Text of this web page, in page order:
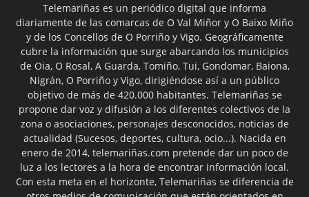
Telemariñas es un periódico digital que informa
diariamente de las comarcas de O Val Miñor y O Baixo Miño
y de los Concellos de O Porriño y Vigo. Geográficamente
cubre la información que surge abarcando los municipios
de Oia, O Rosal, A Guarda, Tomiño, Tui, Gondomar, Baiona,
Nigrán, O Porriño y Vigo, dirigiéndose así a un público
objetivo de más de 420.000 habitantes. Telemariñas se
propone dar voz y difusión a los diferentes colectivos de la
zona o asociaciones, personajes desconocidos, noticias de
actualidad (Sucesos, deportes, cultura, ocio...). Nacida en
enero de 2014, telemariñas.com pretende dar un poco de
luz a los lectores a la hora de encontrar información local.
Con esta meta en el horizonte, Telemariñas se diferencia de